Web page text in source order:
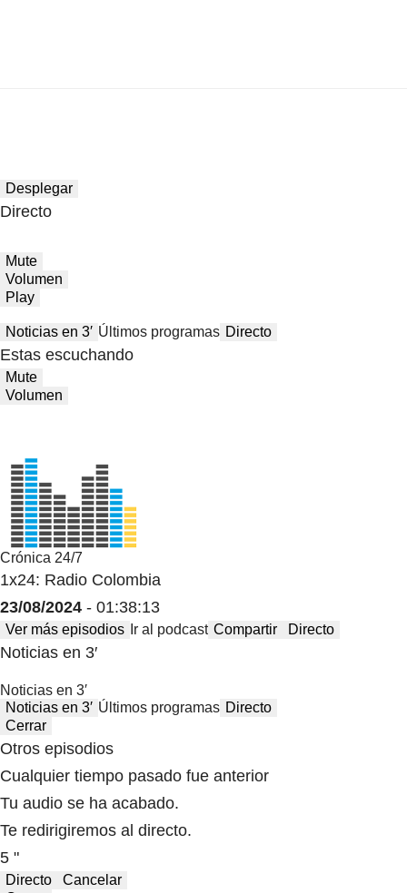
Desplegar
Directo
Mute
Volumen
Play
Noticias en 3′ Últimos programas Directo
Estas escuchando
Mute
Volumen
Crónica 24/7
1x24: Radio Colombia
23/08/2024 - 01:38:13
Ver más episodios Ir al podcast Compartir Directo
Noticias en 3′
Noticias en 3′
Noticias en 3′ Últimos programas Directo
Cerrar
Otros episodios
Cualquier tiempo pasado fue anterior
Tu audio se ha acabado.
Te redirigiremos al directo.
5 "
Directo
Cancelar